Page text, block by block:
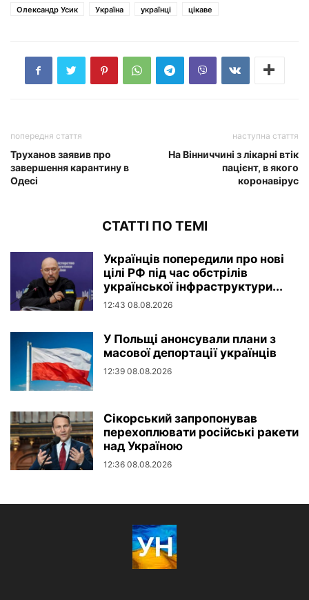
Олександр Усик
Україна українці цікаве
попередня стаття
Труханов заявив про
завершення карантину в
Одесі
наступна стаття
На Вінниччині з лікарні втік
пацієнт, в якого
коронавірус
СТАТТІ ПО ТЕМІ
Українців попередили про нові
цілі РФ під час обстрілів
української інфраструктури...
12:43 08.08.2026
У Польщі анонсували плани з
масової депортації українців
12:39 08.08.2026
Сікорський запропонував
перехоплювати російські ракети
над Україною
12:36 08.08.2026